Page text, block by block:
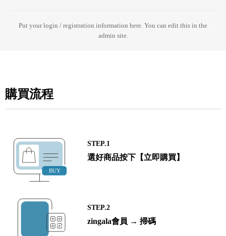
Put your login / registration information here. You can edit this in the
admin site.
購買流程
STEP.1
選好商品按下【立即購買】
STEP.2
zingala會員 → 掃碼